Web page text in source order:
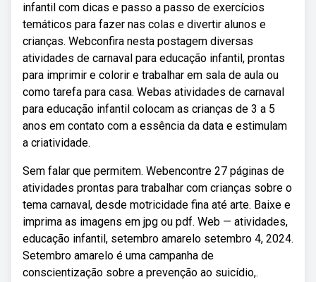
infantil com dicas e passo a passo de exercícios
temáticos para fazer nas colas e divertir alunos e
crianças. Webconfira nesta postagem diversas
atividades de carnaval para educação infantil, prontas
para imprimir e colorir e trabalhar em sala de aula ou
como tarefa para casa. Webas atividades de carnaval
para educação infantil colocam as crianças de 3 a 5
anos em contato com a essência da data e estimulam
a criatividade.
Sem falar que permitem. Webencontre 27 páginas de
atividades prontas para trabalhar com crianças sobre o
tema carnaval, desde motricidade fina até arte. Baixe e
imprima as imagens em jpg ou pdf. Web — atividades,
educação infantil, setembro amarelo setembro 4, 2024.
Setembro amarelo é uma campanha de
conscientização sobre a prevenção ao suicídio,.